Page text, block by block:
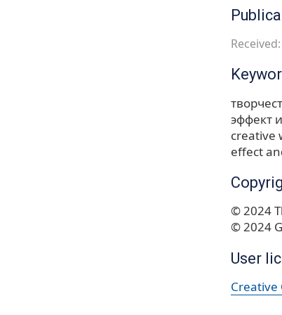
эффект
creative
effect
© 2024
© 2024
User
Creative